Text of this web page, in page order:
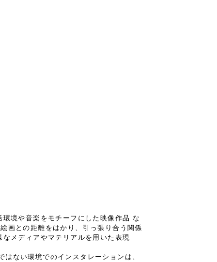
境や音楽をモチーフにした映像作品 な
画との距離をはかり、引っ張り合う関係
メディアやマテリアルを用いた表現
ない環境でのインスタレーションは、